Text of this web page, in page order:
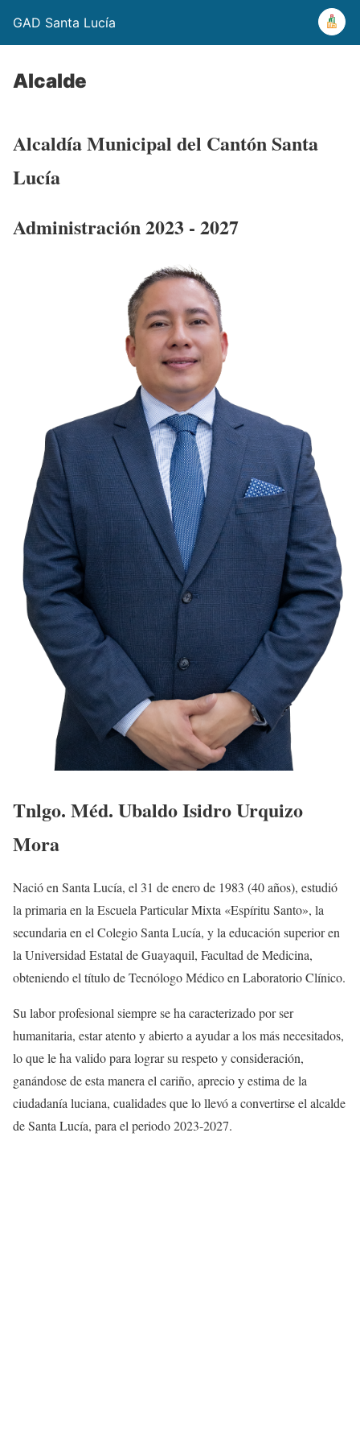
GAD Santa Lucía
Alcalde
Alcaldía Municipal del Cantón Santa
Lucía
Administración 2023 - 2027
Tnlgo. Méd. Ubaldo Isidro Urquizo
Mora
Nació en Santa Lucía, el 31 de enero de 1983 (40 años), estudió
la primaria en la Escuela Particular Mixta «Espíritu Santo», la
secundaria en el Colegio Santa Lucía, y la educación superior en
la Universidad Estatal de Guayaquil, Facultad de Medicina,
obteniendo el título de Tecnólogo Médico en Laboratorio Clínico.
Su labor profesional siempre se ha caracterizado por ser
humanitaria, estar atento y abierto a ayudar a los más necesitados,
lo que le ha valido para lograr su respeto y consideración,
ganándose de esta manera el cariño, aprecio y estima de la
ciudadanía luciana, cualidades que lo llevó a convertirse el alcalde
de Santa Lucía, para el periodo 2023-2027.